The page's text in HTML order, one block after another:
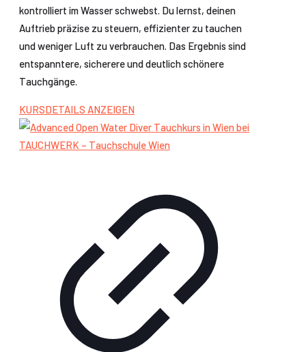
kontrolliert im Wasser schwebst. Du lernst, deinen
Auftrieb präzise zu steuern, effizienter zu tauchen
und weniger Luft zu verbrauchen. Das Ergebnis sind
entspanntere, sicherere und deutlich schönere
Tauchgänge.
KURSDETAILS ANZEIGEN